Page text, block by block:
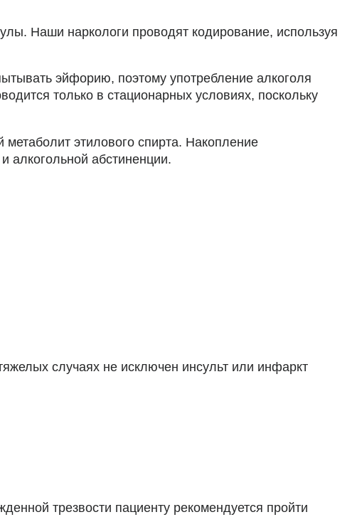
Наши наркологи проводят кодирование, используя
эйфорию, поэтому употребление алкоголя
только в стационарных условиях, поскольку
этилового спирта. Накопление
алкогольной абстиненции.
случаях не исключен инсульт или инфаркт
трезвости пациенту рекомендуется пройти